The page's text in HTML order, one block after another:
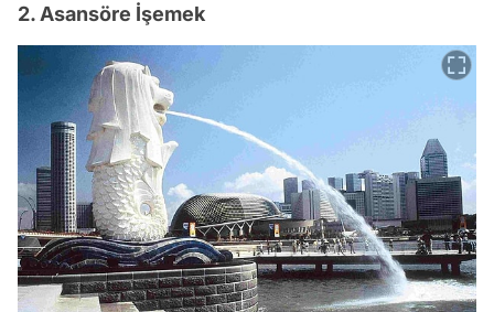
2. Asansöre İşemek